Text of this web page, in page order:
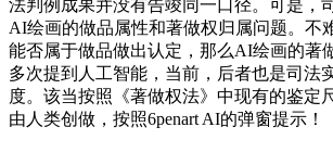
法判例成果并没有告竣同一口径。可是，
AI绘画的做品属性和著做权归属问题。不
能否属于做品做出认定，那么AI绘画的著
多次提到人工智能，当前，后者也是司法
度。该当按照《著做权法》中现有的鉴定
由人类创做，按照6penart AI的弹窗提示！